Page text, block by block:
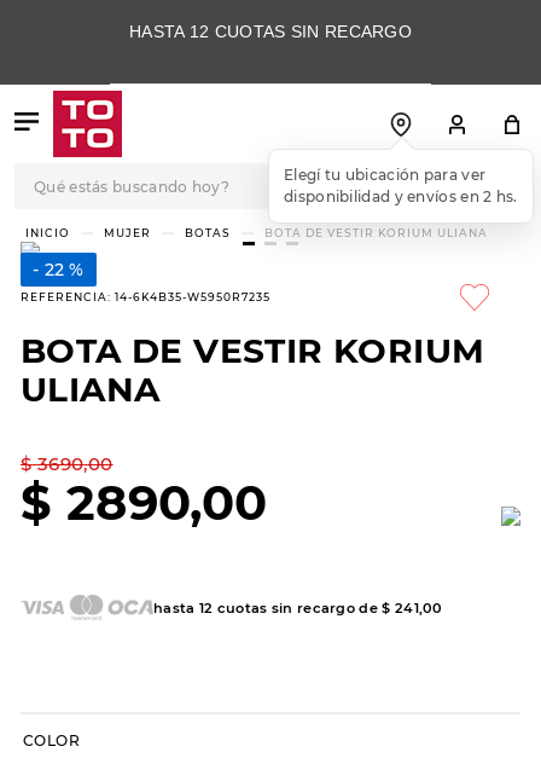
HASTA 12 CUOTAS SIN RECARGO
Elegí tu ubicación para ver
disponibilidad y envíos en 2 hs.
MUJER BOTAS BOTA DE VESTIR KORIUM ULIANA
22 %
REFERENCIA: 14-6K4B35-W5950R7235
BOTA DE VESTIR KORIUM
ULIANA
$ 3690,00
$ 2890,00
hasta 12 cuotas sin recargo de$ 241,00
COLOR
TÉRMINOS MÁS
BUSCADOS